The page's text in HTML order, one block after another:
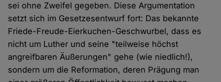
sei ohne Zweifel gegeben. Diese Argumentation
setzt sich im Gesetzesentwurf fort: Das bekannte
Friede-Freude-Eierkuchen-Geschwurbel, dass es
nicht um Luther und seine "teilweise höchst
angreifbaren Äußerungen" gehe (wie niedlich!),
sondern um die Reformation, deren Prägung man